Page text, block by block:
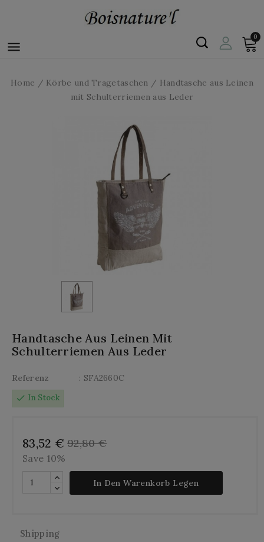

0
Home Körbe und Tragetaschen
Handtasche aus Leinen
mit Schulterriemen aus Leder
Handtasche Aus Leinen Mit
Schulterriemen Aus Leder
Referenz
: SFA2660C
check In Stock
83,52 € 92,80 €
Save 10%
In Den Warenkorb Legen
Shipping